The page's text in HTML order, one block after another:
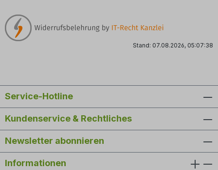
Stand: 07.08.2026, 05:07:38
Service-Hotline
Kundenservice & Rechtliches
Newsletter abonnieren
Informationen